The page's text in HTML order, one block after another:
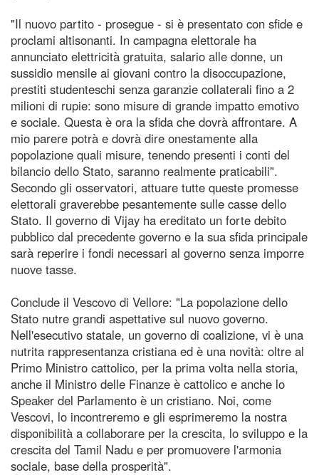
"Il nuovo partito - prosegue - si è presentato con sfide e
proclami altisonanti. In campagna elettorale ha
annunciato elettricità gratuita, salario alle donne, un
sussidio mensile ai giovani contro la disoccupazione,
prestiti studenteschi senza garanzie collaterali fino a 2
milioni di rupie: sono misure di grande impatto emotivo
e sociale. Questa è ora la sfida che dovrà affrontare. A
mio parere potrà e dovrà dire onestamente alla
popolazione quali misure, tenendo presenti i conti del
bilancio dello Stato, saranno realmente praticabili".
Secondo gli osservatori, attuare tutte queste promesse
elettorali graverebbe pesantemente sulle casse dello
Stato. Il governo di Vijay ha ereditato un forte debito
pubblico dal precedente governo e la sua sfida principale
sarà reperire i fondi necessari al governo senza imporre
nuove tasse.
Conclude il Vescovo di Vellore: "La popolazione dello
Stato nutre grandi aspettative sul nuovo governo.
Nell'esecutivo statale, un governo di coalizione, vi è una
nutrita rappresentanza cristiana ed è una novità: oltre al
Primo Ministro cattolico, per la prima volta nella storia,
anche il Ministro delle Finanze è cattolico e anche lo
Speaker del Parlamento è un cristiano. Noi, come
Vescovi, lo incontreremo e gli esprimeremo la nostra
disponibilità a collaborare per la crescita, lo sviluppo e la
crescita del Tamil Nadu e per promuovere l'armonia
sociale, base della prosperità".